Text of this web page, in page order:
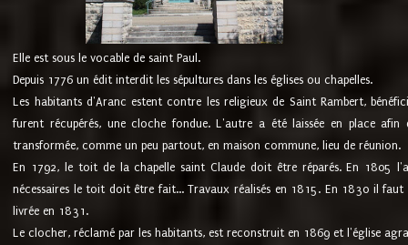
Elle est sous le vocable de saint Paul.
Depuis 1776 un édit interdit les sépultures dans les églises ou chapelles.
Les habitants d'Aranc estent contre les religieux de Saint Rambert,
furent récupérés, une cloche fondue. L'autre a été laissée en place
transformée, comme un peu partout, en maison commune, lieu de réunion.
En 1792, le toit de la chapelle saint Claude doit être réparés. En 1805
nécessaires le toit doit être fait... Travaux réalisés en 1815. En 1830 il
livrée en 1831.
Le clocher, réclamé par les habitants, est reconstruit en 1869 et l'église